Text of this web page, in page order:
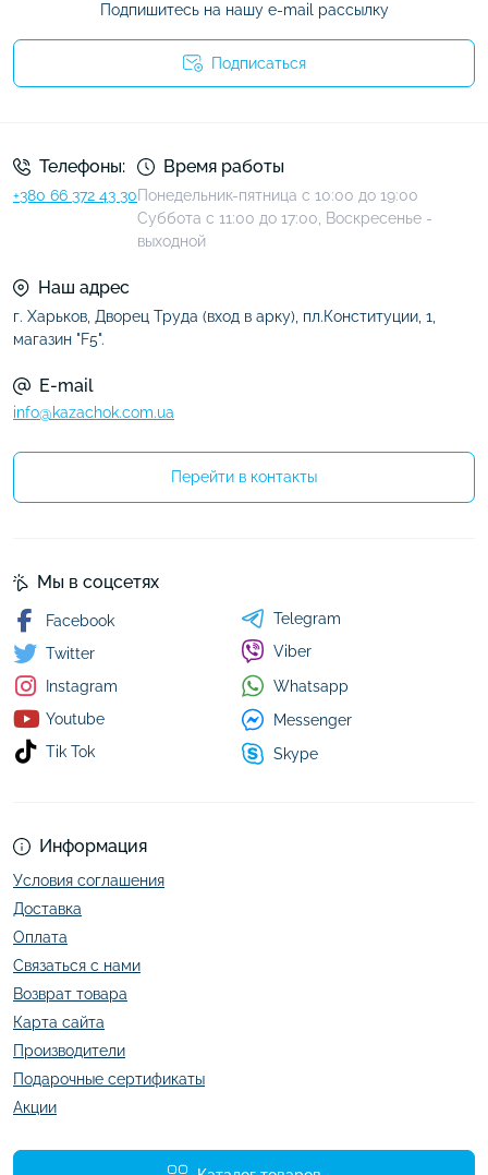
Подпишитесь на нашу e-mail рассылку
Подписаться
Телефоны:
+380 66 372 43 30
Время работы
Понедельник-пятница с 10:00 до 19:00
Суббота с 11:00 до 17:00, Воскресенье -
выходной
Наш адрес
г. Харьков, Дворец Труда (вход в арку), пл.Конституции, 1,
магазин "F5".
E-mail
info@kazachok.com.ua
Перейти в контакты
Информация
Условия соглашения
Доставка
Оплата
Связаться с нами
Возврат товара
Карта сайта
Производители
Подарочные сертификаты
Акции
Мы в соцсетях
Facebook
Twitter
Instagram
Youtube
Tik Tok
Telegram
Viber
Whatsapp
Messenger
Skype